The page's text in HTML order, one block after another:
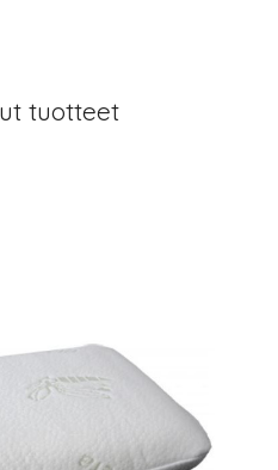
tuotteet